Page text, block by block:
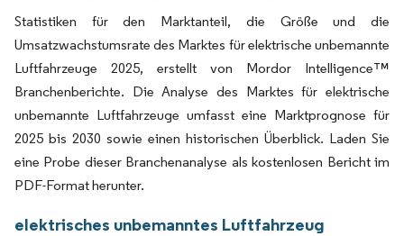
Statistiken für den Marktanteil, die Größe und die
Umsatzwachstumsrate des Marktes für elektrische unbemannte
Luftfahrzeuge 2025, erstellt von Mordor Intelligence™
Branchenberichte. Die Analyse des Marktes für elektrische
unbemannte Luftfahrzeuge umfasst eine Marktprognose für
2025 bis 2030 sowie einen historischen Überblick. Laden Sie
eine Probe dieser Branchenanalyse als kostenlosen Bericht im
PDF-Format herunter.
elektrisches unbemanntes Luftfahrzeug